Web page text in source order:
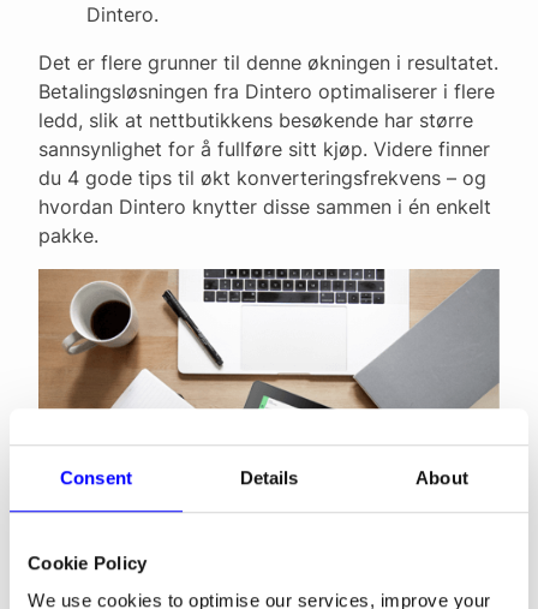
Consent Details About
Cookie Policy
We use cookies to optimise our services, improve your
Dintero.
Det er flere grunner til denne økningen i resultatet.
Betalingsløsningen fra Dintero optimaliserer i flere
ledd, slik at nettbutikkens besøkende har større
sannsynlighet for å fullføre sitt kjøp. Videre finner
du 4 gode tips til økt konverteringsfrekvens – og
hvordan Dintero knytter disse sammen i én enkelt
pakke.